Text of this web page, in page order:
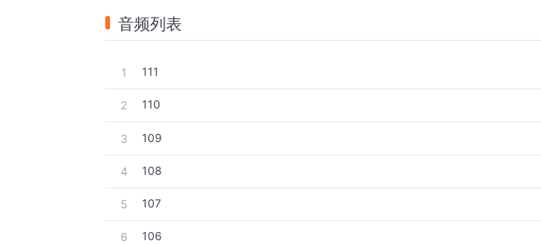
音频列表
1 111
2 110
3 109
4 108
5 107
6 106